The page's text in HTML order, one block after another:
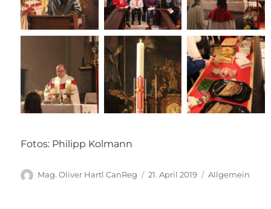
Fotos: Philipp Kolmann
Autor
Mag. Oliver Hartl CanReg
Veröffentlicht
21. April 2019 Kategorien
Allgemein